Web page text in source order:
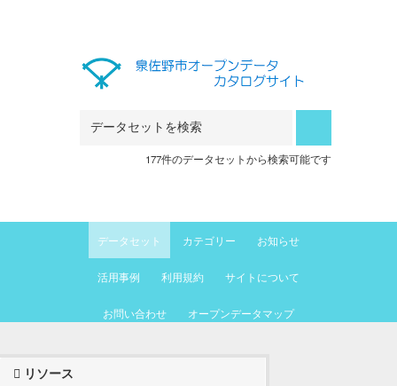
177件のデータセットから検索可能です
データセット カテゴリー お知らせ
活用事例 利用規約 サイトについて
お問い合わせ オープンデータマップ
リソース